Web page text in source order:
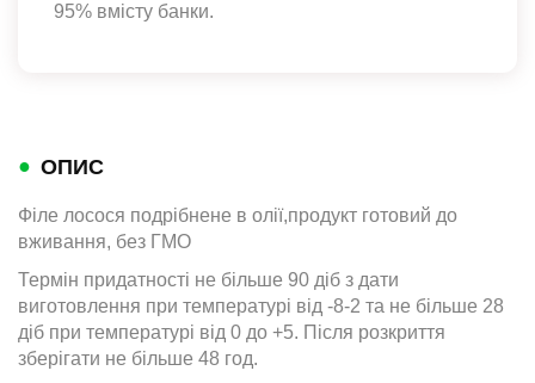
95% вмісту банки.
● ОПИС
Філе лосося подрібнене в олії,продукт готовий до
вживання, без ГМО
Термін придатності не більше 90 діб з дати
виготовлення при температурі від -8-2 та не більше 28
діб при температурі від 0 до +5. Після розкриття
зберігати не більше 48 год.